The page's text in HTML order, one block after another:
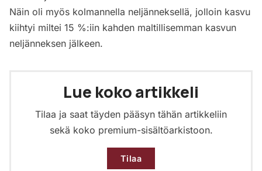
Näin oli myös kolmannella neljänneksellä, jolloin kasvu
kiihtyi miltei 15 %:iin kahden maltillisemman kasvun
neljänneksen jälkeen.
Lue koko artikkeli
Tilaa ja saat täyden pääsyn tähän artikkeliin
sekä koko premium-sisältöarkistoon.
Tilaa